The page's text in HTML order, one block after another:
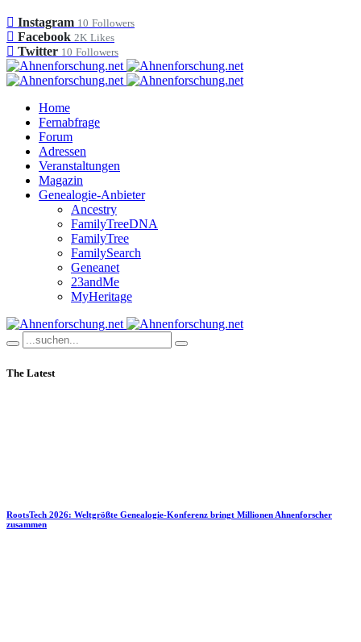
Instagram 10 Followers
Facebook 2K Likes
Twitter 10 Followers
Home
Fernabfrage
Forum
Adressen
Veranstaltungen
Magazin
Genealogie-Anbieter
Ancestry
FamilyTreeDNA
FamilyTree
FamilySearch
Geneanet
23andMe
MyHeritage
The Latest
RootsTech 2026: Weltgrößte Genealogie-Konferenz bringt Millionen Ahnenforscher
zusammen